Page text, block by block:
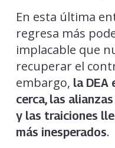
En esta última
regresa más
implacable que
recuperar el
embargo, la DEA
cerca, las
y las traiciones
más inesperados.